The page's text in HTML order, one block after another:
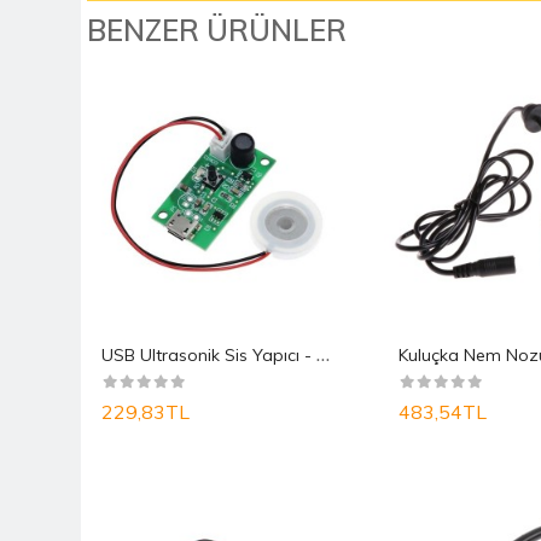
BENZER ÜRÜNLER
U
SB Ultrasonik Sis Yapıcı - 5V Nem Buhar Yapıc�..
229,83TL 483,54TL